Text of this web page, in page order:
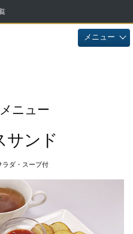
メニュー
ニュー
サンド
ダ・スープ付